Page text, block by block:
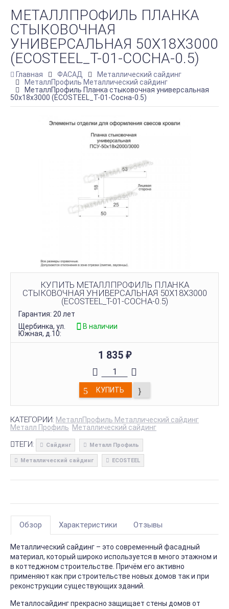
МЕТАЛЛПРОФИЛЬ ПЛАНКА
СТЫКОВОЧНАЯ
УНИВЕРСАЛЬНАЯ 50Х18Х3000
(ECOSTEEL_T-01-СОСНА-0.5)
Главная ФАСАД
Металлический сайдинг
МеталлПрофиль Металлический сайдинг
МеталлПрофиль Планка стыковочная универсальная
50х18х3000 (ECOSTEEL_T-01-Сосна-0.5)
КУПИТЬ МЕТАЛЛПРОФИЛЬ ПЛАНКА
СТЫКОВОЧНАЯ УНИВЕРСАЛЬНАЯ 50Х18Х3000
(ECOSTEEL_T-01-СОСНА-0.5)
Гарантия: 20 лет
Щербинка, ул.
Южная, д.10:
В наличии
1 835 ₽
КУПИТЬ
КАТЕГОРИИ: МеталлПрофиль Металлический сайдинг
Металл Профиль Металлический сайдинг
ТЕГИ: Сайдинг Металл Профиль
Металлический сайдинг ECOSTEEL
Обзор Характеристики Отзывы
Металлический сайдинг – это современный фасадный
материал, который широко используется в много этажном и
в коттеджном строительстве. Причём его активно
применяют как при строительстве новых домов так и при
реконструкции существующих зданий.
Металлосайдинг прекрасно защищает стены домов от